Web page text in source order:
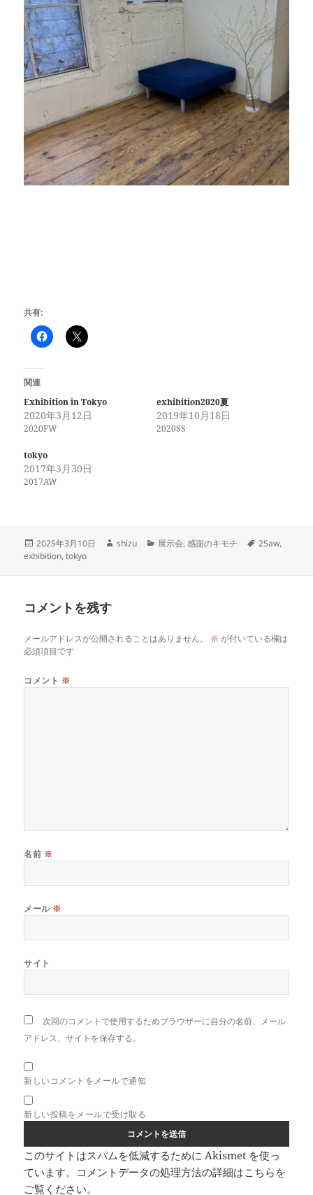
共有:
関連
Exhibition in Tokyo
2020年3月12日
2020FW
exhibition2020夏
2019年10月18日
2020SS
tokyo
2017年3月30日
2017AW
投
稿
2025年3月10日
作
shizu
カ
展示会,感謝のキモチ
タ
25aw,
exhibition,tokyo
コメントを残す
メールアドレスが公開されることはありません。 ※ が付いている欄は
必須項目です
コメント ※
名前 ※
メール ※
サイト
次回のコメントで使用するためブラウザーに自分の名前、メール
アドレス、サイトを保存する。
新しいコメントをメールで通知
新しい投稿をメールで受け取る
このサイトはスパムを低減するために Akismet を使っ
ています。 コメントデータの処理方法の詳細はこちらを
ご覧ください。